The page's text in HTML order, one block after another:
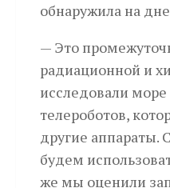
обнаружила на
— Это
радиационной и
исследовали
телероботов,
другие аппараты.
будем
же мы оценили